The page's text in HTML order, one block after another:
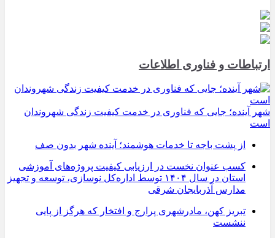
ارتباطات و فناوری اطلاعات
شهر آینده؛ جایی که فناوری در خدمت کیفیت زندگی شهروندان
است
از پشت باجه تا خدمات هوشمند؛ آینده شهر بدون صف
کسب عنوان نخست در ارزیابی کیفیت پروژه‌های آموزشی
استان در سال ۱۴۰۴ توسط اداره‌کل نوسازی، توسعه و تجهیز
مدارس آذربایجان شرقی
تبریز کهن، مادرشهری پرارج و افتخار که هرگز از پایی
ننشست